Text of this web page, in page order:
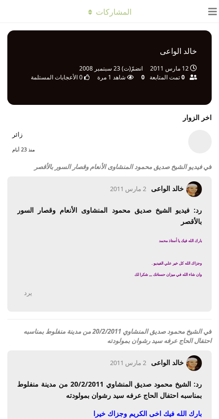
خالد الواعى
12 مارس 2011 انضمّ(ت)23 سبتمبر 2008
0تمت المتابعة 0 شاهد 1 مرة 0الأعجابات المستلمة
المشاركات
اخر الزوار
زائر
منذ 23 أيام
فيفيديو الشيخ صديق محمود المنشاوى الأنعام وقصار السور بالأقصر
خالد الواعى 2 مارس 2011
رد: فيديو الشيخ صديق محمود المنشاوى الأنعام وقصار السور
بالأقصر
بارك الله فيك يا أستاذ محمد
وجزاك الله كل خير علي الفيديو .
وان شاء الله في ميزان حسناتك ,,, شكرا لك
يرد
في
الشيخ محمود صديق المنشاوي 20/2/2011 من مدينة منفلوط بمناسبه
احتفال الحاج عرفه سيد رشوان بمولودته
خالد الواعى 2 مارس 2011
رد: الشيخ محمود صديق المنشاوي 20/2/2011 من مدينة منفلوط
بمناسبه احتفال الحاج عرفه سيد رشوان بمولودته
بارك الله فيك اخى الكريم وجزاك خيرا